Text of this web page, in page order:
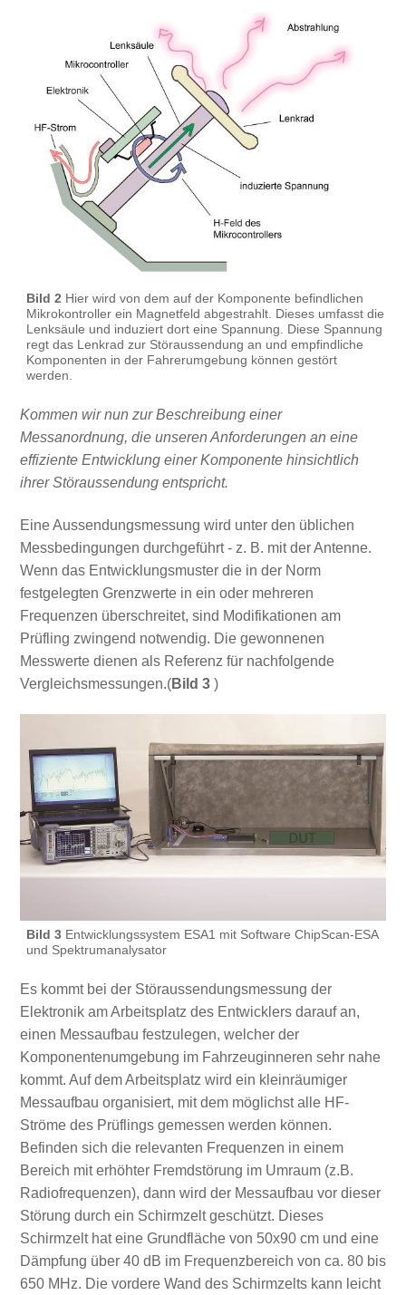
Bild 2Hier wird von dem auf der Komponente befindlichen
Mikrokontroller ein Magnetfeld abgestrahlt. Dieses umfasst die
Lenksäule und induziert dort eine Spannung. Diese Spannung
regt das Lenkrad zur Störaussendung an und empfindliche
Komponenten in der Fahrerumgebung können gestört
werden.
Kommen wir nun zur Beschreibung einer
Messanordnung, die unseren Anforderungen an eine
effiziente Entwicklung einer Komponente hinsichtlich
ihrer Störaussendung entspricht.
Eine Aussendungsmessung wird unter den üblichen
Messbedingungen durchgeführt - z. B. mit der Antenne.
Wenn das Entwicklungsmuster die in der Norm
festgelegten Grenzwerte in ein oder mehreren
Frequenzen überschreitet, sind Modifikationen am
Prüfling zwingend notwendig. Die gewonnenen
Messwerte dienen als Referenz für nachfolgende
Vergleichsmessungen.(Bild 3)
Bild 3Entwicklungssystem ESA1 mit Software ChipScan-ESA
und Spektrumanalysator
Es kommt bei der Störaussendungsmessung der
Elektronik am Arbeitsplatz des Entwicklers darauf an,
einen Messaufbau festzulegen, welcher der
Komponentenumgebung im Fahrzeuginneren sehr nahe
kommt. Auf dem Arbeitsplatz wird ein kleinräumiger
Messaufbau organisiert, mit dem möglichst alle HF-
Ströme des Prüflings gemessen werden können.
Befinden sich die relevanten Frequenzen in einem
Bereich mit erhöhter Fremdstörung im Umraum (z.B.
Radiofrequenzen), dann wird der Messaufbau vor dieser
Störung durch ein Schirmzelt geschützt. Dieses
Schirmzelt hat eine Grundfläche von 50x90 cm und eine
Dämpfung über 40 dB im Frequenzbereich von ca. 80 bis
650 MHz. Die vordere Wand des Schirmzelts kann leicht